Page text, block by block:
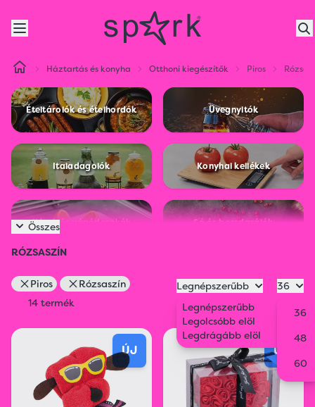
Háztartás és konyha Otthoni kiegészítők Piros
Ételtárolók és ételhordók Üvegnyitók
Italadagolók Konyhai kellékek
Kések és vágódeszkák Só és borsdarálók
Bor, bár Otthoni kiegészítők
Összes
RÓZSASZÍN
Piros
Rózsaszín
14 termék
Legnépszerűbb
Legnépszerűbb
Legolcsóbb elöl
Legdrágább elöl
36
36
48
60
ÚJ ÚJ